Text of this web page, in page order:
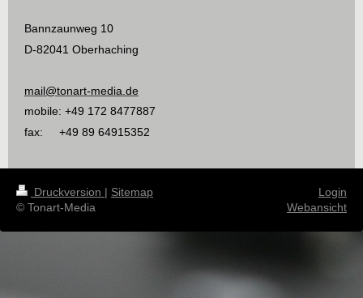
Bannzaunweg 10
D-82041 Oberhaching
mail@tonart-media.de
mobile: +49 172 8477887
fax: +49 89 64915352
Druckversion | Sitemap
© Tonart-Media
Login
Webansicht